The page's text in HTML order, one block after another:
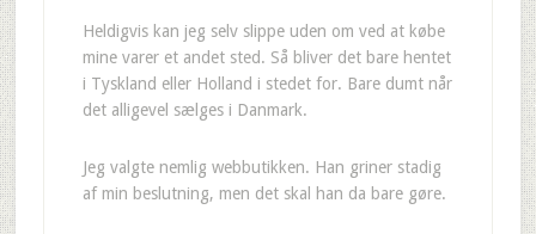
Heldigvis kan jeg selv slippe uden om ved at købe
mine varer et andet sted. Så bliver det bare hentet
i Tyskland eller Holland i stedet for. Bare dumt når
det alligevel sælges i Danmark.
Jeg valgte nemlig webbutikken. Han griner stadig
af min beslutning, men det skal han da bare gøre.